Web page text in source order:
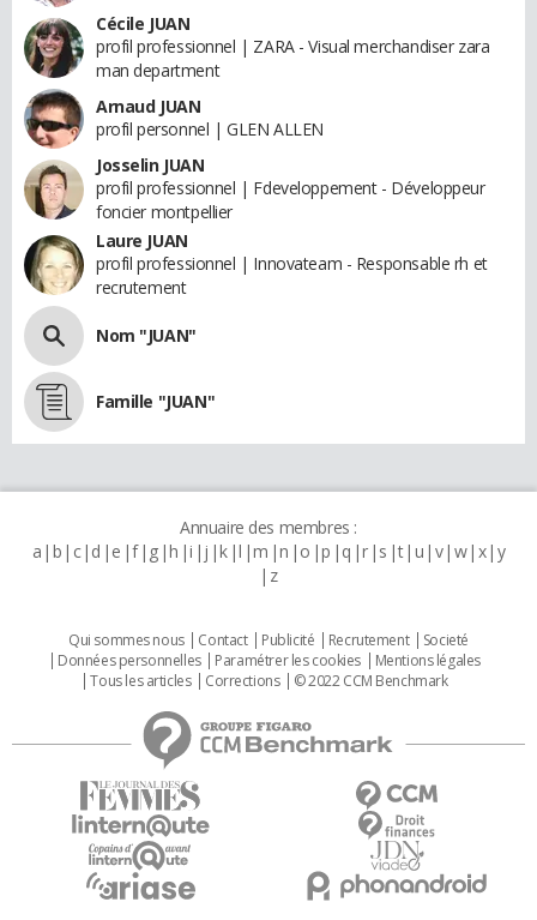
Cécile JUAN
profil professionnel | ZARA - Visual merchandiser zara
man department
Arnaud JUAN
profil personnel | GLEN ALLEN
Josselin JUAN
profil professionnel | Fdeveloppement - Développeur
foncier montpellier
Laure JUAN
profil professionnel | Innovateam - Responsable rh et
recrutement
Nom "JUAN"
Famille "JUAN"
Annuaire des membres :
a b c d e f g h i j k l m n o p q r s t u v w x y
z
Qui sommes nous Contact Publicité Recrutement
Societé
Données personnelles
Paramétrer les cookies
Mentions légales
Tous les articles
Corrections © 2022 CCM Benchmark